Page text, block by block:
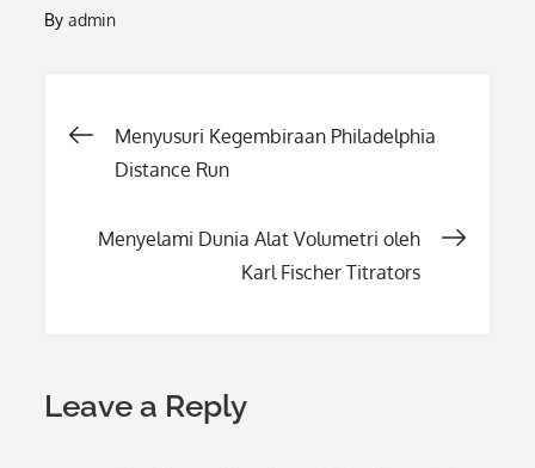
Byadmin
Post
Menyusuri Kegembiraan Philadelphia
Distance Run
Menyelami Dunia Alat Volumetri oleh
Karl Fischer Titrators
Leave a Reply